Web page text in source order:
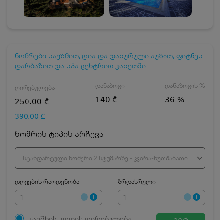
ნომრები საუზმით, ღია და დახურული აუზით, ფიტნეს
დარბაზით და სპა ცენტრით კახეთში
ღირებულება
250.00 ₾
390.00 ₾
დანაზოგი
140 ₾
დანაზოგის %
36 %
ნომრის ტიპის არჩევა
სტანდარტული ნომერი 2 სტუმარზე - კვირა-ხუთშაბათი
დღეების რაოდენობა ზრდასრული